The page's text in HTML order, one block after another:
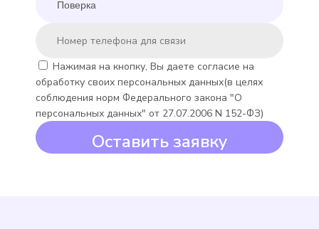
Minoll Minomess СВХ
Подробнее
Выбрать
Нажимая на кнопку, Вы даете согласие на
обработку своих персональных данных(в целях
соблюдения норм Федерального закона "О
персональных данных" от 27.07.2006 N 152-ФЗ)
Оставить заявку